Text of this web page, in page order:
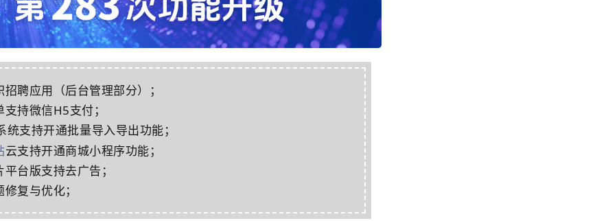
聘应用（后台管理部分）；
持微信H5支付；
统支持开通批量导入导出功能；
云支持开通商城小程序功能；
台版支持去广告；
复与优化；